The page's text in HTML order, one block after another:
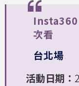
次看
台北場
活動日期：